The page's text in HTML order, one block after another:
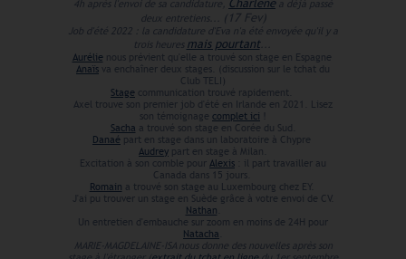
4h après l'envoi de sa candidature,
Charlènea déjà passé
deux entretiens...
(17 Fev)
Job d'été 2022 : la candidature d'Eva n'a été envoyée qu'il y a
trois heures mais pourtant...
Aurélienous prévient qu'elle a trouvé son stage en Espagne
Anaïs va enchaîner deux stages. (discussion sur le tchat du
Club TELI)
Stage communication trouvé rapidement.
Axel trouve son premier job d'été en Irlande en 2021. Lisez
son témoignage complet ici
Sacha a trouvé son stage en Corée du Sud.
Danaé part en stage dans un laboratoire à Chypre
Audrey part en stage à Milan.
Excitation à son comble pour Alexis : il part travailler au
Canada dans 15 jours.
Romain a trouvé son stage au Luxembourg chez EY.
J'ai pu trouver un stage en Suède grâce à votre envoi de CV.
Nathan
Un entretien d'embauche sur zoom en moins de 24H pour
Natacha
MARIE-MAGDELAINE-ISA nous donne des nouvelles après son